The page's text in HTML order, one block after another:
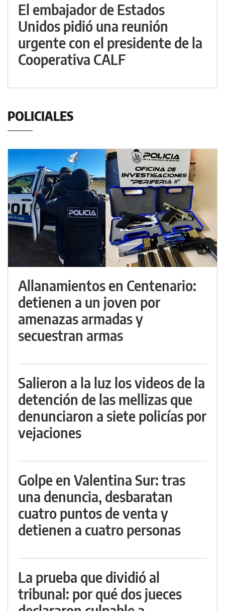
El embajador de Estados
Unidos pidió una reunión
urgente con el presidente de la
Cooperativa CALF
POLICIALES
Allanamientos en Centenario:
detienen a un joven por
amenazas armadas y
secuestran armas
Salieron a la luz los videos de la
detención de las mellizas que
denunciaron a siete policías por
vejaciones
Golpe en Valentina Sur: tras
una denuncia, desbaratan
cuatro puntos de venta y
detienen a cuatro personas
La prueba que dividió al
tribunal: por qué dos jueces